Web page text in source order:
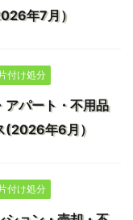
年7月）
付け処分
アパート・不用品
(2026年6月）
付け処分